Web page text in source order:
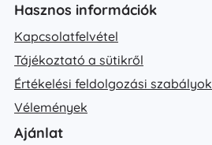
Hasznos információk
Kapcsolatfelvétel
Tájékoztató a sütikről
Értékelési feldolgozási szabályok
Vélemények
Ajánlat